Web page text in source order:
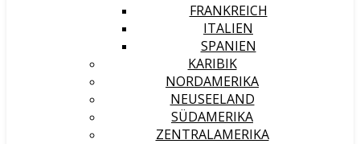
FRANKREICH
ITALIEN
SPANIEN
KARIBIK
NORDAMERIKA
NEUSEELAND
SÜDAMERIKA
ZENTRALAMERIKA